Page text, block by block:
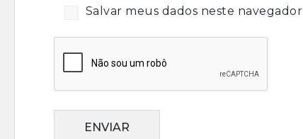
Salvar meus dados neste
ENVIAR